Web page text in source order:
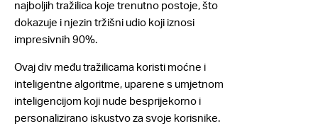
najboljih tražilica koje trenutno postoje, što
dokazuje i njezin tržišni udio koji iznosi
impresivnih 90%.
Ovaj div među tražilicama koristi moćne i
inteligentne algoritme, uparene s umjetnom
inteligencijom koji nude besprijekorno i
personalizirano iskustvo za svoje korisnike.